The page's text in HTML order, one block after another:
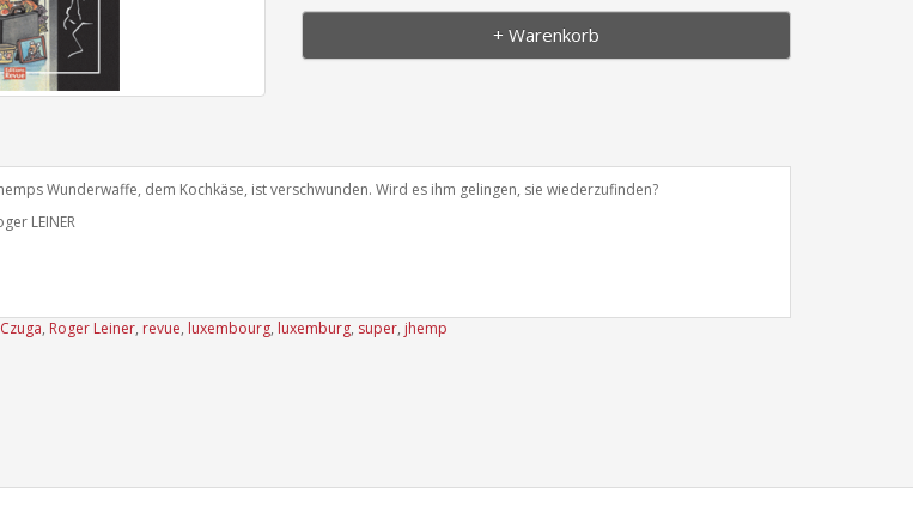
+ Warenkorb
Wunderwaffe, dem Kochkäse, ist verschwunden. Wird es ihm gelingen, sie wiederzufinden?
LEINER
, Roger Leiner, revue, luxembourg, luxemburg, super, jhemp